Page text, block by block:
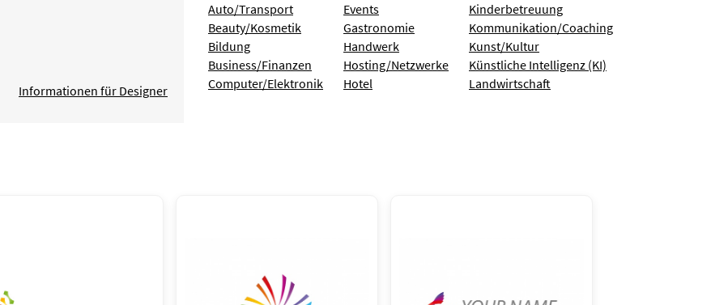
Informationen für Designer
Auto/Transport
Beauty/Kosmetik
Bildung
Business/Finanzen
Computer/Elektronik
Events
Gastronomie
Handwerk
Hosting/Netzwerke
Hotel
Kinderbetreuung
Kommunikation/Coaching
Kunst/Kultur
Künstliche Intelligenz (KI)
Landwirtschaft